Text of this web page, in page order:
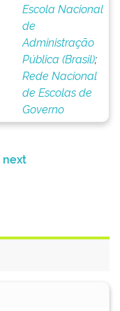
Escola Nacional
de
Administração
Pública (Brasil);
Rede Nacional
de Escolas de
Governo
next